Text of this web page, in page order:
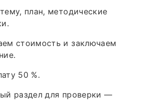
план, методические
стоимость и заключаем
50 %.
раздел для проверки —